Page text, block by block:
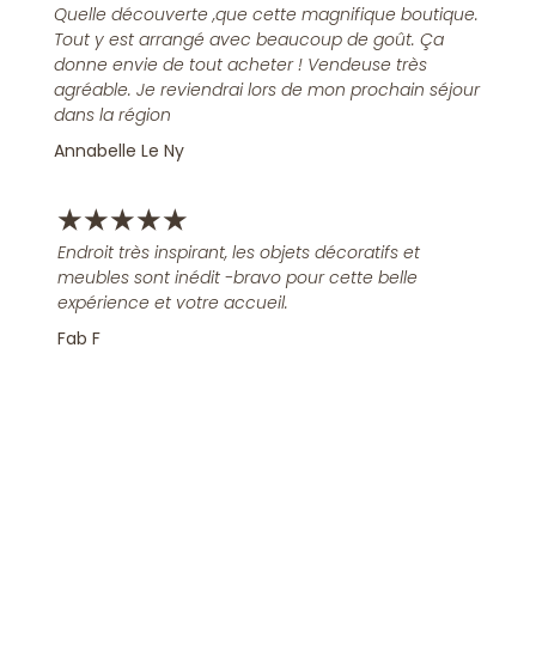
Quelle découverte ,que cette magnifique boutique.
Tout y est arrangé avec beaucoup de goût. Ça
donne envie de tout acheter ! Vendeuse très
agréable. Je reviendrai lors de mon prochain séjour
dans la région
Annabelle Le Ny
★★★★★
Endroit très inspirant, les objets décoratifs et
meubles sont inédit -bravo pour cette belle
expérience et votre accueil.
Fab F